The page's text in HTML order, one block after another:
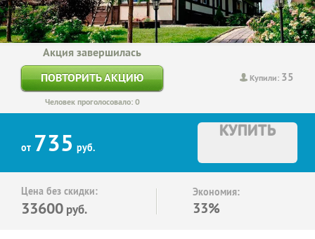
Купили: 35
Акция завершилась
ПОВТОРИТЬ АКЦИЮ
Человек проголосовало: 0
от 735 руб.
КУПИТЬ
Цена без скидки:
33600 руб.
Экономия:
33%